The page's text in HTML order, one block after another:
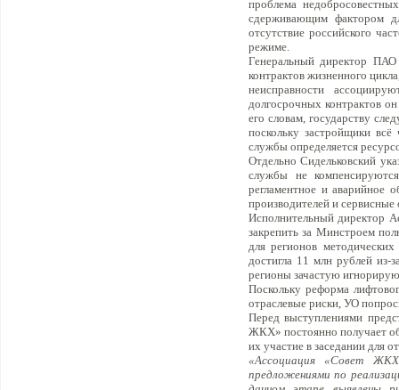
проблема
сдерживающим фактором
отсутствие российского
режиме.
Генеральный директор ПАО
контрактов жизненного
неисправности
долгосрочных контрактов
его словам, государству
поскольку застройщики
службы определяется
Отдельно Сидельковский
службы не
регламентное и аварийное
производителей и сервисные
Исполнительный директор
закрепить за Минстроем
для регионов
достигла 11 млн рублей из-
регионы зачастую
Поскольку реформа
отраслевые риски, УО
Перед выступлениями
ЖКХ» постоянно получает
их участие в заседании для
«Ассоциация «Совет
предложениями по